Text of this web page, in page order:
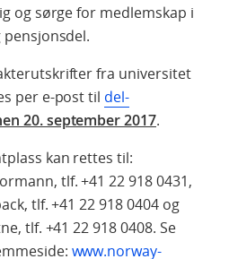
og sørge for medlemskap i
fra universitet
per e-post til del-
20. september 2017.
kan rettes til:
tlf. +41 22 918 0431,
tlf. +41 22 918 0404 og
tlf. +41 22 918 0408. Se
www.norway-